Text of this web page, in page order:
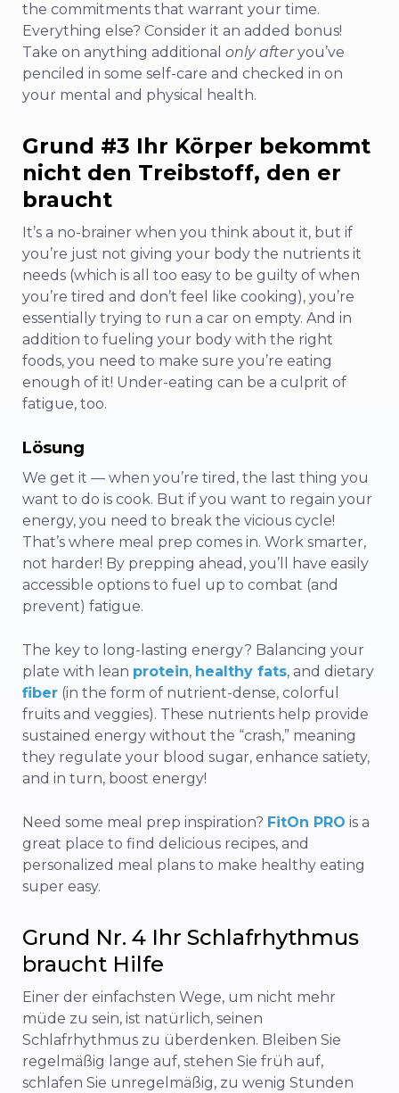
the commitments that warrant your time.
Everything else? Consider it an added bonus!
Take on anything additional only afteryou’ve
penciled in some self-care and checked in on
your mental and physical health.
Grund #3 Ihr Körper bekommt
nicht den Treibstoff, den er
braucht
It’s a no-brainer when you think about it, but if
you’re just not giving your body the nutrients it
needs (which is all too easy to be guilty of when
you’re tired and don’t feel like cooking), you’re
essentially trying to run a car on empty. And in
addition to fueling your body with the right
foods, you need to make sure you’re eating
enough of it! Under-eating can be a culprit of
fatigue, too.
Lösung
We get it — when you’re tired, the last thing you
want to do is cook. But if you want to regain your
energy, you need to break the vicious cycle!
That’s where meal prep comes in. Work smarter,
not harder! By prepping ahead, you’ll have easily
accessible options to fuel up to combat (and
prevent) fatigue.
The key to long-lasting energy? Balancing your
plate with lean protein, healthy fats, and dietary
fiber (in the form of nutrient-dense, colorful
fruits and veggies). These nutrients help provide
sustained energy without the “crash,” meaning
they regulate your blood sugar, enhance satiety,
and in turn, boost energy!
Need some meal prep inspiration? FitOn PRO is a
great place to find delicious recipes, and
personalized meal plans to make healthy eating
super easy.
Grund Nr. 4 Ihr Schlafrhythmus
braucht Hilfe
Einer der einfachsten Wege, um nicht mehr
müde zu sein, ist natürlich, seinen
Schlafrhythmus zu überdenken. Bleiben Sie
regelmäßig lange auf, stehen Sie früh auf,
schlafen Sie unregelmäßig, zu wenig Stunden